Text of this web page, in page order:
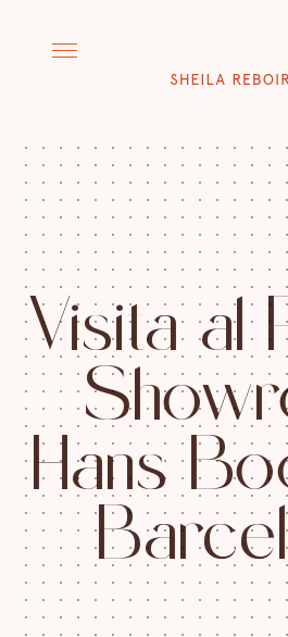
Visita al
Showr
Hans Bo
Barcel